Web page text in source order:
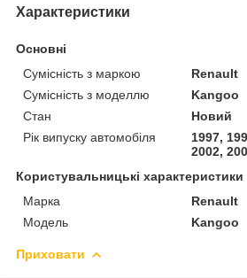
Характеристики
Основні
Сумісність з маркою
Renault
Сумісність з моделлю
Kangoo
Стан
Новий
Рік випуску автомобіля
1997,
2002,
Користувальницькі характеристики
Марка
Renault
Модель
Kangoo
Приховати